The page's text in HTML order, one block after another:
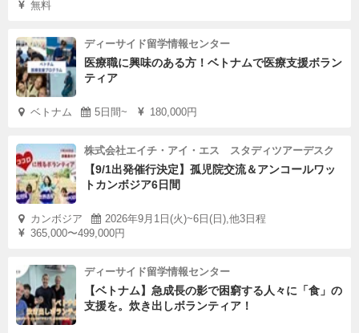
無料
ディーサイド留学情報センター
医療職に興味のある方！ベトナムで医療支援ボラン
ティア
ベトナム 5日間~ 180,000円
株式会社エイチ・アイ・エス スタディツアーデスク
【9/1出発催行決定】孤児院交流＆アンコールワッ
トカンボジア6日間
カンボジア
2026年9月1日(火)~6日(日),他3日程
365,000〜499,000円
ディーサイド留学情報センター
【ベトナム】急成長の影で困窮する人々に「食」の
支援を。炊き出しボランティア！